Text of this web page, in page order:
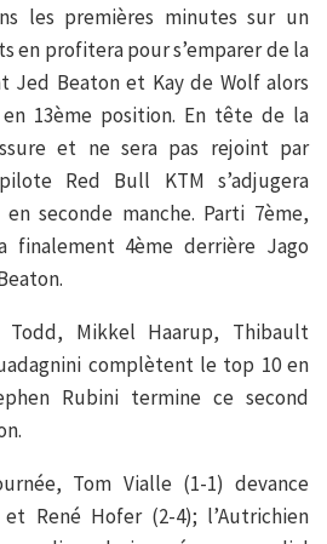
les premières minutes sur un
en profitera pour s’emparer de la
Jed Beaton et Kay de Wolf alors
13ème position. En tête de la
et ne sera pas rejoint par
Red Bull KTM s’adjugera
seconde manche. Parti 7ème,
finalement 4ème derrière Jago
Todd, Mikkel Haarup, Thibault
complètent le top 10 en
Rubini termine ce second
Tom Vialle (1-1) devance
et René Hofer (2-4); l’Autrichien